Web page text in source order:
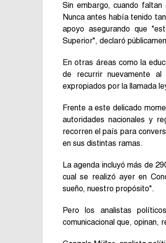
Sin embargo, cuando
Nunca antes había tenido
apoyo asegurando que
Superior", declaró
En otras áreas como la
de recurrir nuevamente al
expropiados por la llamada
Frente a este delicado
autoridades nacionales y
recorren el país para
en sus distintas ramas.
La agenda incluyó más de
cual se realizó ayer en
sueño, nuestro propósito".
Pero los analistas
comunicacional que, opinan,